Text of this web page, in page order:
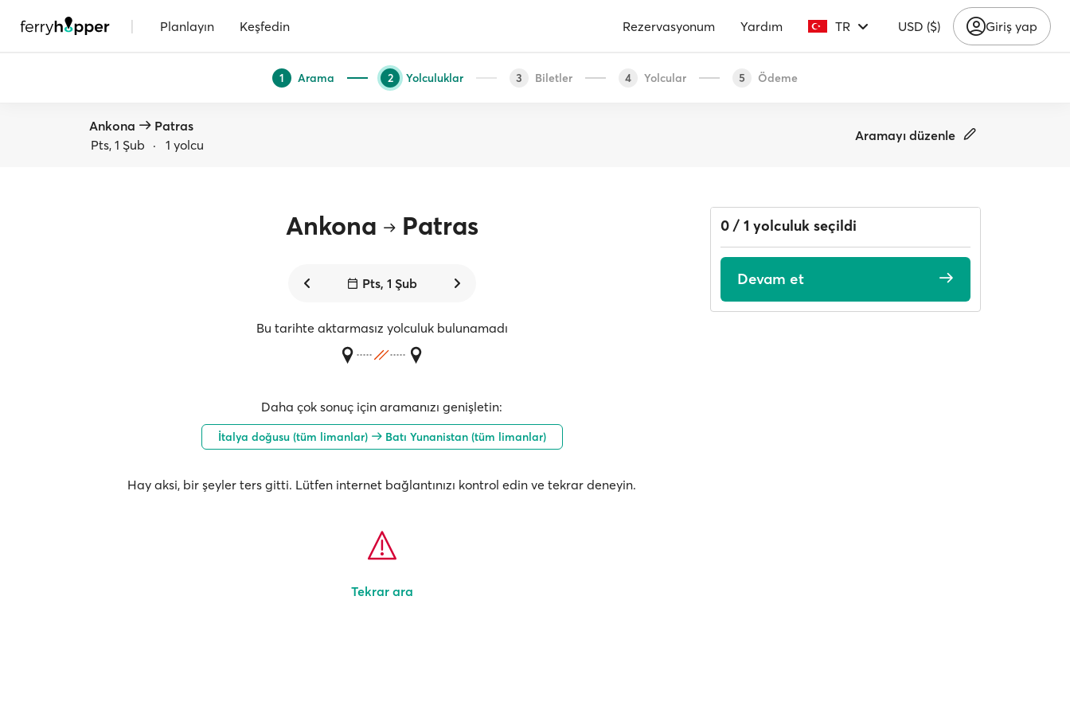
| Planlayın Keşfedin Rezervasyonum Yardım TR USD ($) Giriş yap
1 Arama 2 Yolculuklar 3 Biletler 4 Yolcular 5 Ödeme
Ankona
Patras
Pts, 1 Şub · 1 yolcu
Aramayı düzenle
Ankona Patras
Pts, 1 Şub
Bu tarihte aktarmasız yolculuk bulunamadı
Daha çok sonuç için aramanızı genişletin:
İtalya doğusu (tüm limanlar) Batı Yunanistan (tüm limanlar)
Hay aksi, bir şeyler ters gitti. Lütfen internet bağlantınızı kontrol edin ve tekrar deneyin.
Tekrar ara
0 / 1 yolculuk seçildi
Devam et